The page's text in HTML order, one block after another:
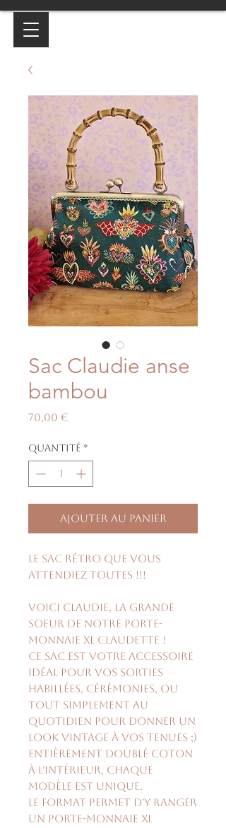
Sac Claudie anse
bambou
70,00 €
Quantité *
Ajouter au panier
Le sac rétro que vous
attendiez toutes !!!
Voici Claudie, la grande
soeur de notre porte-
monnaie XL Claudette !
Ce sac est votre accessoire
idéal pour vos sorties
habillées, cérémonies, ou
tout simplement au
quotidien pour donner un
look vintage à vos tenues ;)
Entièrement doublé coton
à l'intérieur, chaque
modèle est unique.
Le format permet d'y ranger
un porte-monnaie XL